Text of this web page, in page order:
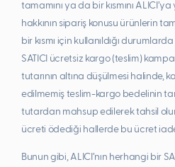
tamamını ya da bir kısmını
hakkının sipariş konusu ürünlerin
bir kısmı için kullanıldığı
SATICI ücretsiz kargo (teslim)
tutarının altına düşülmesi halinde,
edilmemiş teslim-kargo bedelinin
tutardan mahsup edilerek tahsil
ücreti ödediği hallerde bu ücret
Bunun gibi, ALICI’nın herhangi bir